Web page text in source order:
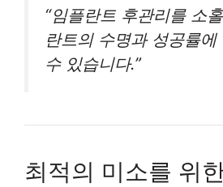
“임플란트 후관리를 소
란트의 수명과 성공률
수 있습니다.”
최적의 미소를 위